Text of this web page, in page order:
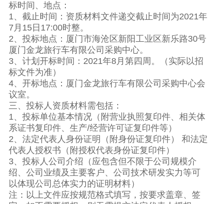
标时间、地点：
1、截止时间：资质材料文件递交截止时间为2021年
7月15日17:00时整。
2、投标地点：厦门市海沧区新阳工业区新乐路30号
厦门金龙旅行车有限公司采购中心。
3、计划开标时间：2021年8月第四周。（实际以招
标文件为准）
4、开标地点：厦门金龙旅行车有限公司采购中心会
议室。
三、投标人资质材料需包括：
1、投标单位基本情况（附营业执照复印件、相关体
系证书复印件、生产/经营许可证复印件等）
2、法定代表人身份证明（附身份证复印件） 和法定
代表人授权书（附授权代表身份证复印件）
3、投标人公司介绍（应包含但不限于公司规模介
绍、公司业绩及主要客户、公司技术研发实力等可
以体现公司总体实力的证明材料）
注：以上文件应按规范格式填写，按要求盖章、签